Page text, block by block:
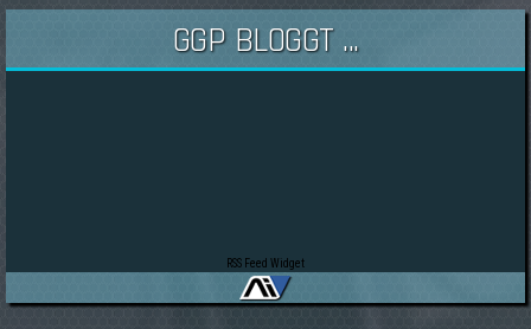
GGP BLOGGT ...
RSS Feed Widget